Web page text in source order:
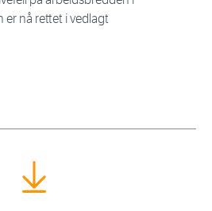
er nå rettet i vedlagt